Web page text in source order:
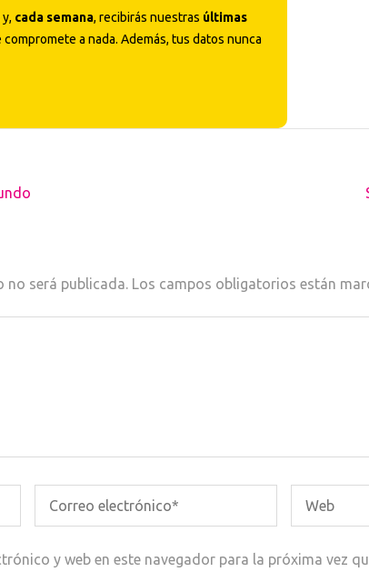
y, cada semana, recibirás nuestras últimas
compromete a nada. Además, tus datos nunca
no será publicada. Los campos obligatorios están
y web en este navegador para la próxima vez